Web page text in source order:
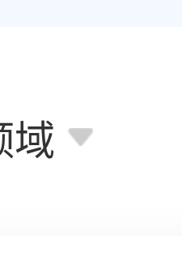
域